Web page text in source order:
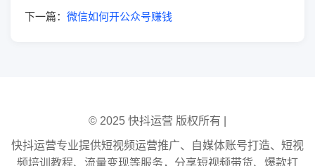
下一篇： 微信如何开公众号赚钱
© 2025 快抖运营 版权所有 |
快抖运营专业提供短视频运营推广、自媒体账号打造、短视
频培训教程、流量变现等服务，分享短视频带货、爆款打